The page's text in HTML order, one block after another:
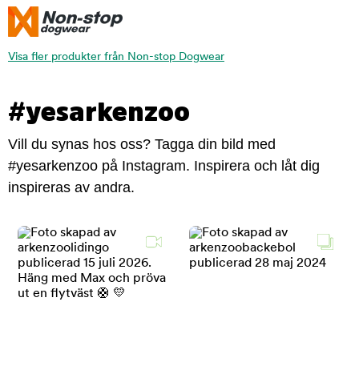
Visa fler produkter från Non-stop Dogwear
#yesarkenzoo
Vill du synas hos oss? Tagga din bild med
#yesarkenzoo på Instagram. Inspirera och låt dig
inspireras av andra.